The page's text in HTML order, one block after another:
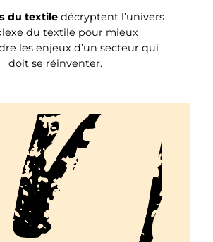
du textile décryptent l’univers
du textile pour mieux
les enjeux d’un secteur qui
doit se réinventer.